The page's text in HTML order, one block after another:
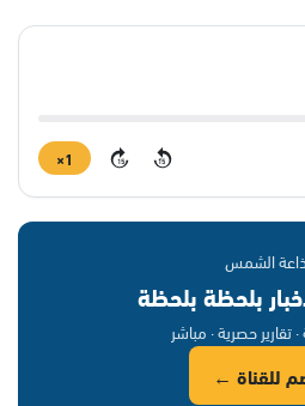
15
15
1×
الشمس
بلحظة بلحظة
· تقارير حصرية · مباشر
للقناة ←